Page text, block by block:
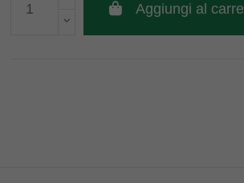
Aggiungi al